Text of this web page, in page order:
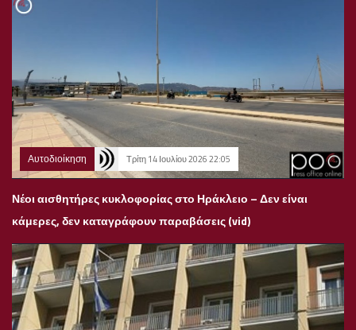
Αυτοδιοίκηση Τρίτη 14 Ιουλίου 2026 22:05
Νέοι αισθητήρες κυκλοφορίας στο Ηράκλειο – Δεν είναι
κάμερες, δεν καταγράφουν παραβάσεις (vid)